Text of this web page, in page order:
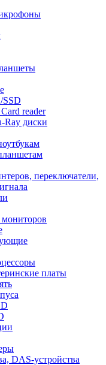
reader
диски
переключатели,
платы
DAS-устройства